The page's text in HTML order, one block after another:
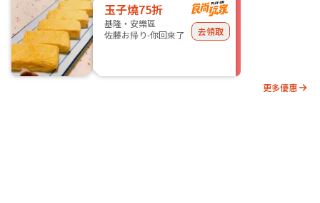
玉子燒75折
基隆・安樂區
佐藤お帰り-你回來了
去領取
更多優惠